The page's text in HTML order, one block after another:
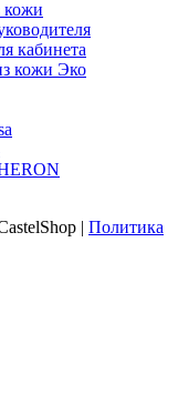
кожи
кабинета
кожи Эко
| Политика